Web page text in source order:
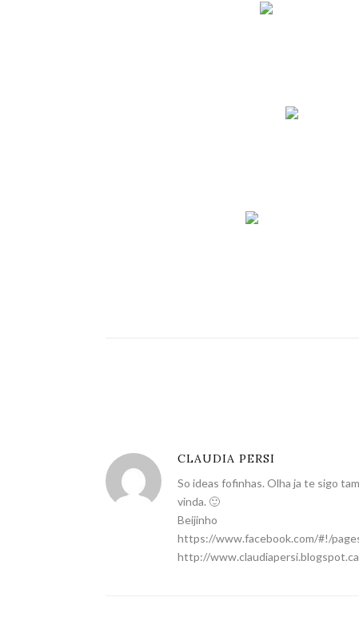
CLAUDIA PERSI
So ideas fofinhas. Olha ja te sigo
vinda. 🙂
Beijinho
https://www.facebook.com/#!/
http://